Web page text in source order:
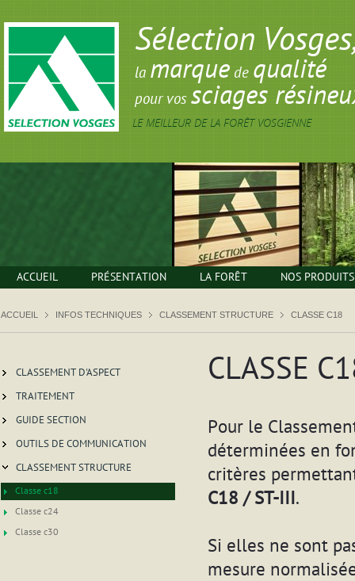
Sélection
la marque de qualité
pour vos sciages
LE MEILLEUR DE LA FORÊT VOSGIENNE
ACCUEIL PRÉSENTATION LA FORÊT NOS PRODUITS
ACCUEIL INFOS TECHNIQUES CLASSEMENT STRUCTURE CLASSE C18
CLASSEMENT D'ASPECT
TRAITEMENT
GUIDE SECTION
OUTILS DE COMMUNICATION
CLASSEMENT STRUCTURE
Classe c18
Classe c24
Classe c30
CLASSE
Pour le
déterminées en
critères
C18 / ST-III.
Si elles ne sont
mesure